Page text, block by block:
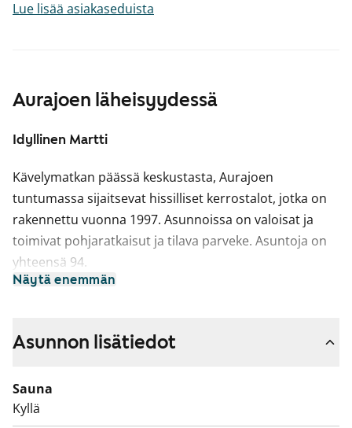
Aurajoen läheisyydessä
Idyllinen Martti
Kävelymatkan päässä keskustasta, Aurajoen
tuntumassa sijaitsevat hissilliset kerrostalot, jotka on
rakennettu vuonna 1997. Asunnoissa on valoisat ja
toimivat pohjaratkaisut ja tilava parveke. Asuntoja on
yhteensä 94.
sopivaksi. Parveke on lasitettu.
Autohallipaikkoja vuokrattavissa.
Asuntojen parvekkeet ovat toistaiseksi käyttökiellossa
Näytä enemmän
Lue lisää asiakaseduista
Asunnon lisätiedot
Sauna
Kyllä